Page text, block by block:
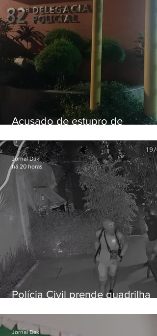
Acusado de estupro de
Polícia Civil prende quadrilha
residências de luxo no Rio
Jornal Daki
há 20 horas
Jornal Daki